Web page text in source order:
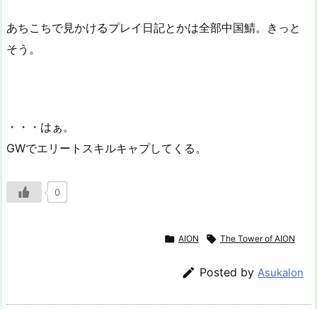
あちこちで見かけるプレイ日記とかは全部中国鯖。きっと
そう。
・・・はぁ。
GWでエリートスキルキャプしてくる。
0
 AION  The Tower of AION
 Posted by Asukalon